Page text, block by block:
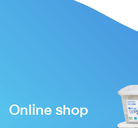
Online shop